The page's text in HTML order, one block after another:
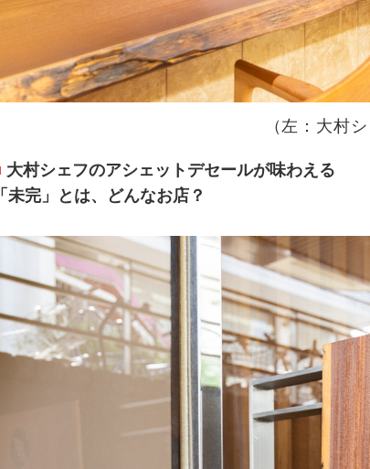
（左：大村
大村シェフのアシェットデセールが味わえる
「未完」とは、どんなお店？